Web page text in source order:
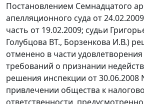
Постановлением Семнадцатого
апелляционного суда от
часть от 19.02.2009; судьи
Голубцова ВТ., Борзенкова И.В.)
отменено в части
требований о признании
решения инспекции от 30.06.2008
привлечении общества к